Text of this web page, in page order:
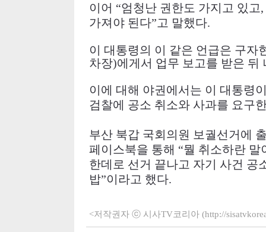
이어 “엄청난 권한도 가지고 있고,
가져야 된다”고 말했다.
이 대통령의 이 같은 언급은 구자
차장)에게서 업무 보고를 받은 뒤
이에 대해 야권에서는 이 대통령
검찰에 공소 취소와 사과를 요구
부산 북갑 국회의원 보궐선거에
페이스북을 통해 “뭘 취소하란 말
한데로 선거 끝나고 자기 사건 공
밥”이라고 했다.
<저작권자 ⓒ 시사TV코리아 (http://